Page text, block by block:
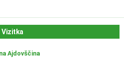
Vizitka
Ajdovščina